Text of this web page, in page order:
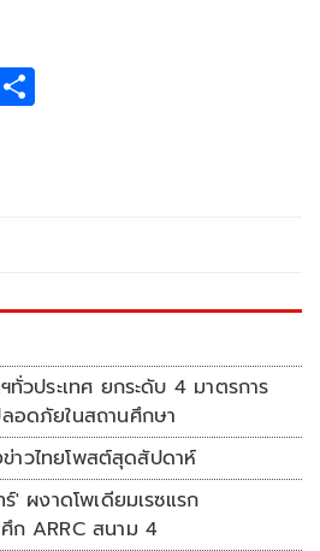
ทั่วประเทศ ยกระดับ 4 มาตรการ
อดภัยในสถานศึกษา
าวไทยโพสต์สุดสัปดาห์
' ผงาดโพเดียมเรซแรก
ก ARRC สนาม 4